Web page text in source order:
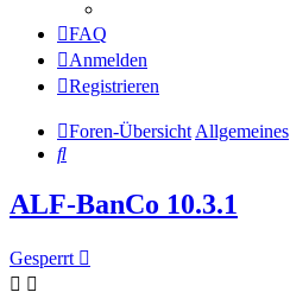
FAQ
Anmelden
Registrieren
Foren-ÜbersichtAllgemeines
Suche
ALF-BanCo 10.3.1
Gesperrt